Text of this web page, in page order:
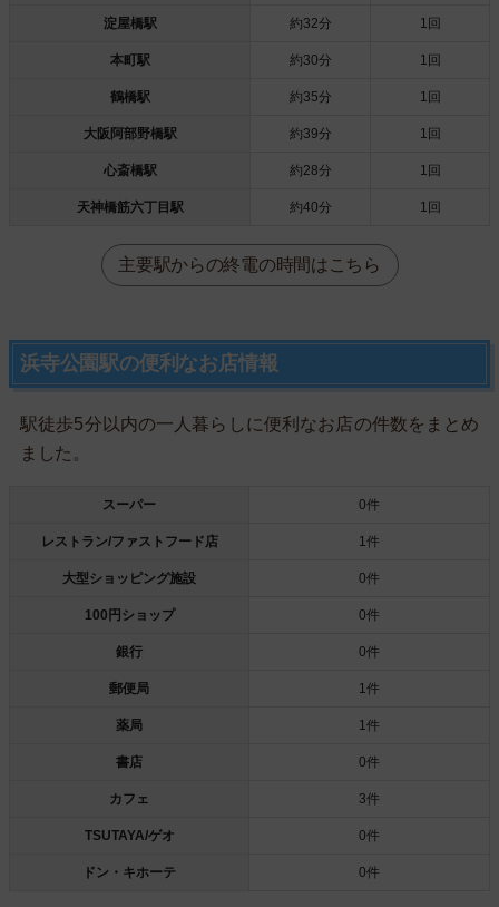
淀屋橋駅 約32分 1回
本町駅 約30分 1回
鶴橋駅 約35分 1回
大阪阿部野橋駅 約39分 1回
心斎橋駅 約28分 1回
天神橋筋六丁目駅 約40分 1回
主要駅からの終電の時間はこちら
浜寺公園駅の便利なお店情報
駅徒歩5分以内の一人暮らしに便利なお店の件数をまとめ
ました。
スーパー 0件
レストラン/ファストフード店 1件
大型ショッピング施設 0件
100円ショップ 0件
銀行 0件
郵便局 1件
薬局 1件
書店 0件
カフェ 3件
TSUTAYA/ゲオ 0件
ドン・キホーテ 0件